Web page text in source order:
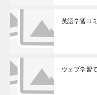
英語学習コ
ウェブ学習